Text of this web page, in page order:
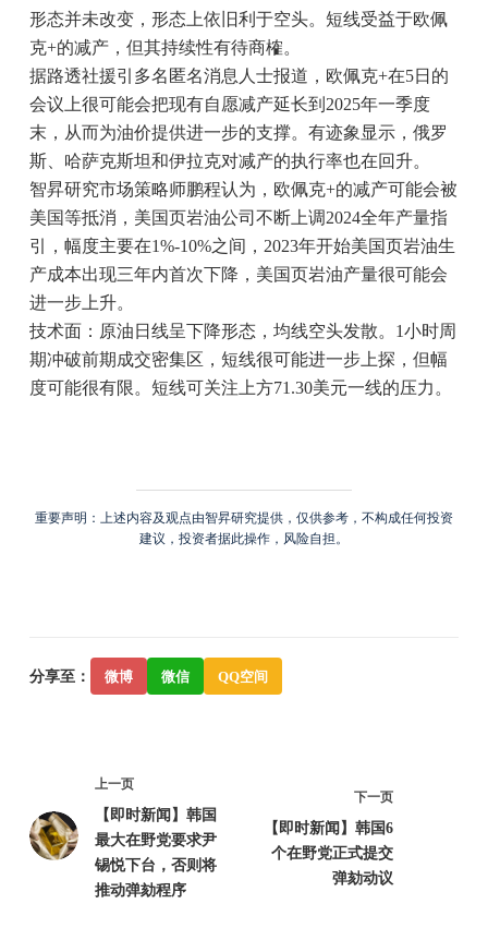
形态并未改变，形态上依旧利于空头。短线受益于欧佩
克+的减产，但其持续性有待商榷。
据路透社援引多名匿名消息人士报道，欧佩克+在5日的
会议上很可能会把现有自愿减产延长到2025年一季度
末，从而为油价提供进一步的支撑。有迹象显示，俄罗
斯、哈萨克斯坦和伊拉克对减产的执行率也在回升。
智昇研究市场策略师鹏程认为，欧佩克+的减产可能会被
美国等抵消，美国页岩油公司不断上调2024全年产量指
引，幅度主要在1%-10%之间，2023年开始美国页岩油生
产成本出现三年内首次下降，美国页岩油产量很可能会
进一步上升。
技术面：原油日线呈下降形态，均线空头发散。1小时周
期冲破前期成交密集区，短线很可能进一步上探，但幅
度可能很有限。短线可关注上方71.30美元一线的压力。
重要声明：上述内容及观点由智昇研究提供，仅供参考，不构成任何投资
建议，投资者据此操作，风险自担。
分享至： 微博 微信 QQ空间
上一页
【即时新闻】韩国
最大在野党要求尹
锡悦下台，否则将
推动弹劾程序
下一页
【即时新闻】韩国6
个在野党正式提交
弹劾动议